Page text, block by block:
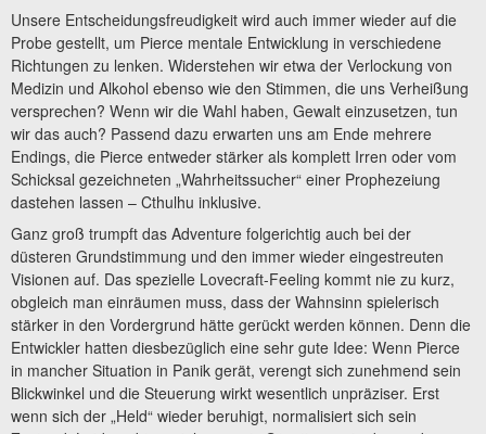
Unsere Entscheidungsfreudigkeit wird auch immer wieder auf die
Probe gestellt, um Pierce mentale Entwicklung in verschiedene
Richtungen zu lenken. Widerstehen wir etwa der Verlockung von
Medizin und Alkohol ebenso wie den Stimmen, die uns Verheißung
versprechen? Wenn wir die Wahl haben, Gewalt einzusetzen, tun
wir das auch? Passend dazu erwarten uns am Ende mehrere
Endings, die Pierce entweder stärker als komplett Irren oder vom
Schicksal gezeichneten „Wahrheitssucher“ einer Prophezeiung
dastehen lassen – Cthulhu inklusive.
Ganz groß trumpft das Adventure folgerichtig auch bei der
düsteren Grundstimmung und den immer wieder eingestreuten
Visionen auf. Das spezielle Lovecraft-Feeling kommt nie zu kurz,
obgleich man einräumen muss, dass der Wahnsinn spielerisch
stärker in den Vordergrund hätte gerückt werden können. Denn die
Entwickler hatten diesbezüglich eine sehr gute Idee: Wenn Pierce
in mancher Situation in Panik gerät, verengt sich zunehmend sein
Blickwinkel und die Steuerung wirkt wesentlich unpräziser. Erst
wenn sich der „Held“ wieder beruhigt, normalisiert sich sein